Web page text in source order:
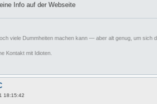
Info auf der Webseite
viele Dummheiten machen kann — aber alt genug, um sich
Kontakt mit Idioten.
18:15:42